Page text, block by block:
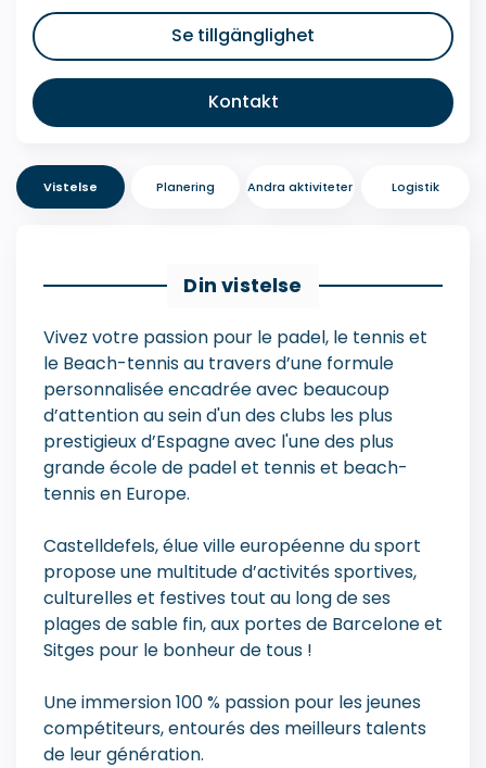
Se tillgänglighet
Kontakt
Vistelse Planering Andra aktiviteter Logistik
Din vistelse
Vivez votre passion pour le padel, le tennis et
le Beach-tennis au travers d’une formule
personnalisée encadrée avec beaucoup
d’attention au sein d'un des clubs les plus
prestigieux d’Espagne avec l'une des plus
grande école de padel et tennis et beach-
tennis en Europe.
Castelldefels, élue ville européenne du sport
propose une multitude d’activités sportives,
culturelles et festives tout au long de ses
plages de sable fin, aux portes de Barcelone et
Sitges pour le bonheur de tous !
Une immersion 100 % passion pour les jeunes
compétiteurs, entourés des meilleurs talents
de leur génération.